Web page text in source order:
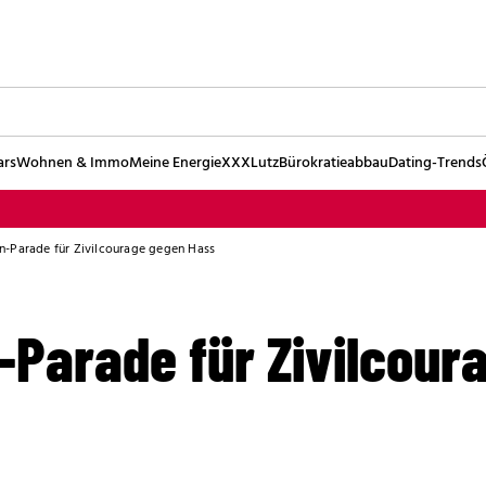
Wohnen & ImmoMeine EnergieXXXLutzBürokratieabbauDating-Trends
Parade für Zivilcourage gegen Hass
Parade für